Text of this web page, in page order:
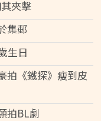
夾擊
集郵
生日
拍《鐵探》瘦到皮
拍BL劇